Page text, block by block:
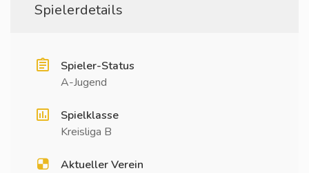
Spielerdetails
Spieler-Status
A-Jugend
Spielklasse
Kreisliga B
Aktueller Verein